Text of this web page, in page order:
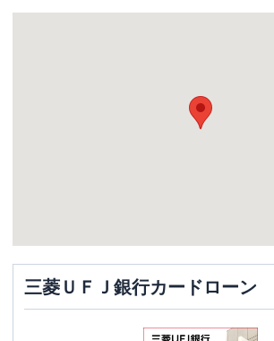
三菱ＵＦＪ銀行カードローン